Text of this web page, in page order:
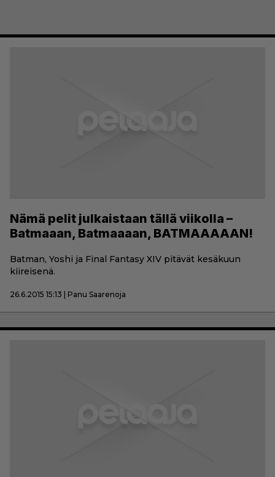
Nämä pelit julkaistaan tällä viikolla –
Batmaaan, Batmaaaan, BATMAAAAAN!
Batman, Yoshi ja Final Fantasy XIV pitävät kesäkuun
kiireisenä.
26.6.2015 15:13 | Panu Saarenoja